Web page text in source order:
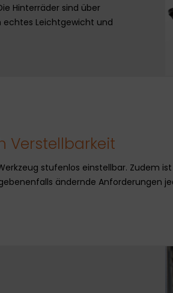
Hinterräder sind über
echtes Leichtgewicht und
Verstellbarkeit
stufenlos einstellbar. Zudem
ändernde Anforderungen